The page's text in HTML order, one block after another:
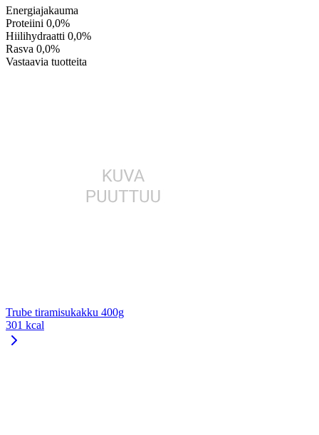
Energiajakauma
Proteiini 0,0%
Hiilihydraatti 0,0%
Rasva 0,0%
Vastaavia tuotteita
Trube tiramisukakku 400g
301 kcal